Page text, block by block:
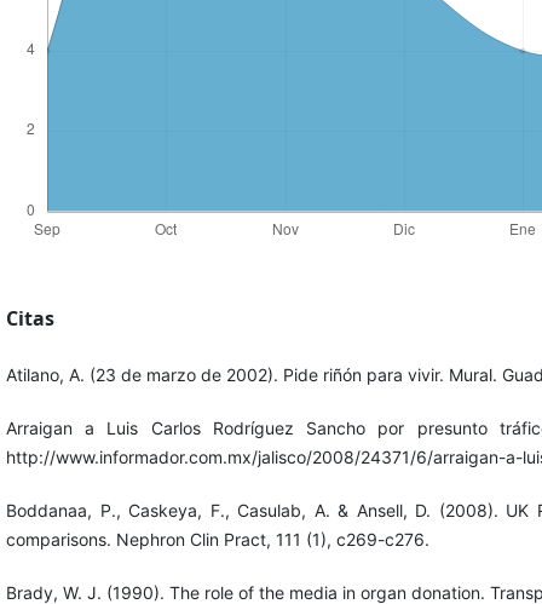
Citas
Atilano, A. (23 de marzo de 2002). Pide riñón para vivir. Mural.
Arraigan a Luis Carlos Rodríguez Sancho por presunto
http://www.informador.com.mx/jalisco/2008/24371/6/arraigan-a-
Boddanaa, P., Caskeya, F., Casulab, A. & Ansell, D. (2008).
comparisons. Nephron Clin Pract, 111 (1), c269-c276.
Brady, W. J. (1990). The role of the media in organ donation.